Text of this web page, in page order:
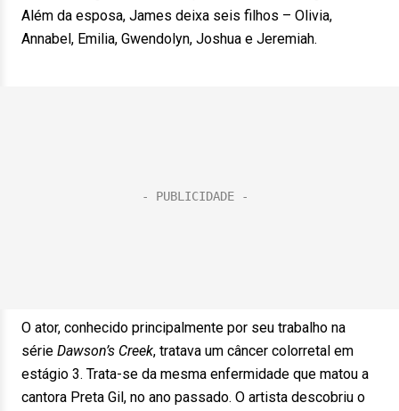
Além da esposa, James deixa seis filhos – Olivia,
Annabel, Emilia, Gwendolyn, Joshua e Jeremiah.
O ator, conhecido principalmente por seu trabalho na
série Dawson’s Creek, tratava um câncer colorretal em
estágio 3. Trata-se da mesma enfermidade que matou a
cantora Preta Gil, no ano passado. O artista descobriu o